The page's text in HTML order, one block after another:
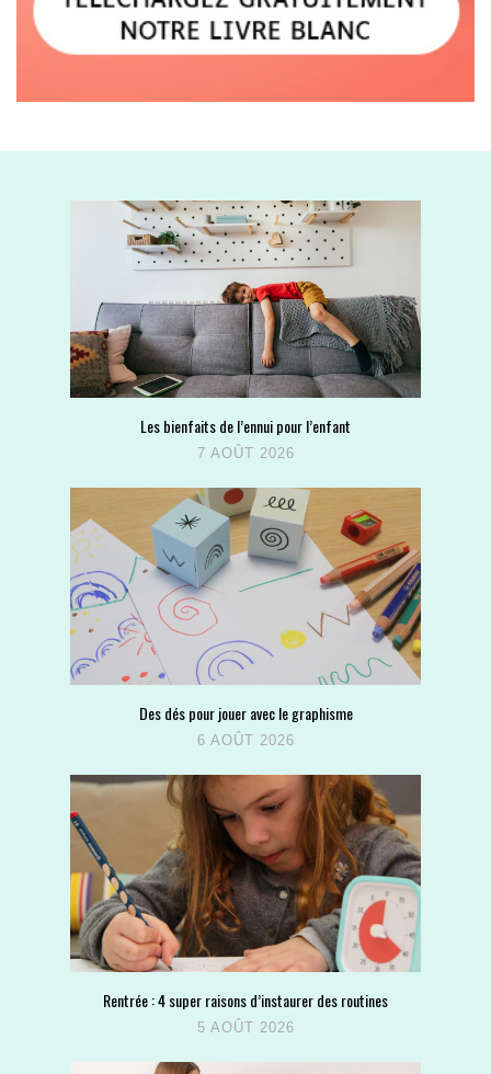
Les bienfaits de l’ennui pour l’enfant
7 AOÛT 2026
Des dés pour jouer avec le graphisme
6 AOÛT 2026
Rentrée : 4 super raisons d’instaurer des routines
5 AOÛT 2026